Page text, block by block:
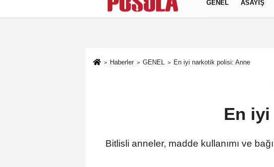
Künye İletişim Gizlilik Politikası
GENEL ASAYİŞ
Haberler GENEL En iyi narkotik polisi: Anne
En
Bitlisli anneler, madde kullanımı ve